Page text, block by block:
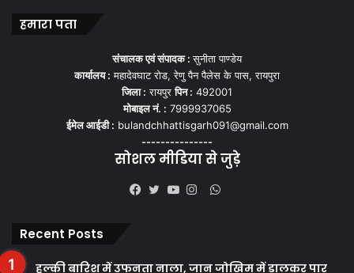
हमारा पता
संचालक एवं संपादक :सुनीता पाण्डेय
कार्यालय : महादेवघाट रोड, रेणु पैन पैलेस के पास, रायपुरा
जिला : रायपुरपिन : 492001
मोबाइल नं. : 7999937065
ईमेल आईडी : bulandchhattisgarh091@gmail.com
---------------
सोशल मीडिया से जुड़े
WhatsApp
Recent Posts
हल्की बारिश में उफनता नाला, जान जोखिम में डालकर पार